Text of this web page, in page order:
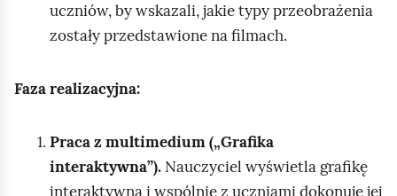
uczniów, by wskazali, jakie typy przeobrażenia
zostały przedstawione na filmach.
Faza realizacyjna:
Praca z multimedium („Grafika
interaktywna”). Nauczyciel wyświetla grafikę
interaktywną i wspólnie z uczniami dokonuje jej